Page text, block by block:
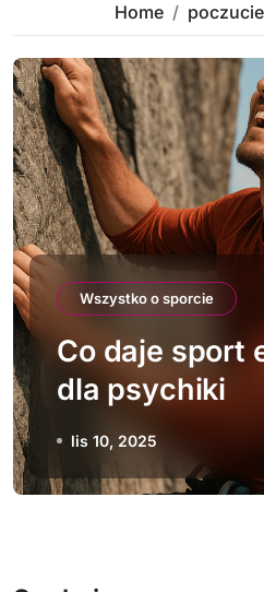
Home
Wszystko o sporcie
Co daje sport
dla psychiki
lis 10, 2025